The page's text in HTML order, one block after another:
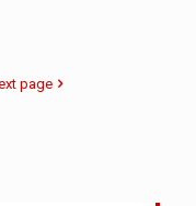
page